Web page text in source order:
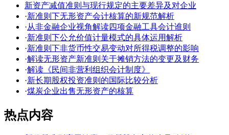
新资产减值准则与现行规定的主要差异及对企业
·新准则下无形资产会计核算的新规范解析
·从非金融企业视角解读四项金融工具会计谁则
·新准则下公允价值计量模式的具体运用解析
·新准则下非货币性交易变动对所得税调整的影响
·解读无形资产新准则关于摊销方法的变更及财务
·解读《民间非营利组织会计制度》
·新长期股权投资准则的国际比较分析
·煤炭企业出售无形资产的核算
热点内容